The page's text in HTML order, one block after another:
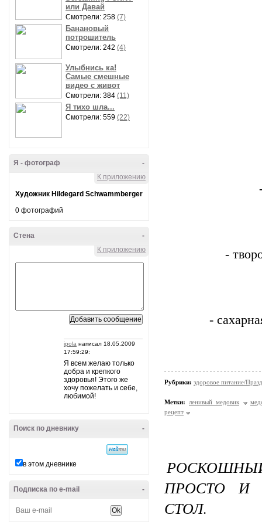
или Давай
Смотрели: 258 (7)
Банановый
потрошитель
Смотрели: 242 (4)
Улыбнись ка!
Самые смешные
видео с живот
Смотрели: 384 (11)
Я тихо шла...
Смотрели: 559 (22)
-
Я - фотограф
К приложению
Художник Hildegard Schwammberger
0 фотографий
-
Стена
К приложению
ipola написал 18.05.2009
17:59:29:
Я всем желаю только
добра и крепкого
здоровья! Этого же
хочу пожелать и себе,
любимой!
-
Поиск по дневнику
в этом дневнике
-
Подписка по e-mail
-
-
Рубрики: здоровое питание/
Метки: ленивый медовик
рецепт
ПРОСТО И
СТОЛ.